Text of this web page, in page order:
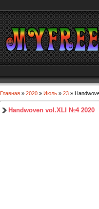
Главная » 2020 » Июль » 23 »
Handwoven vol.XLI №4 2020